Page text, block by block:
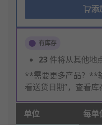
添
有库存
23 件将从其他地
**需要更多产品？**
看送货日期”，查看库
单位 每单